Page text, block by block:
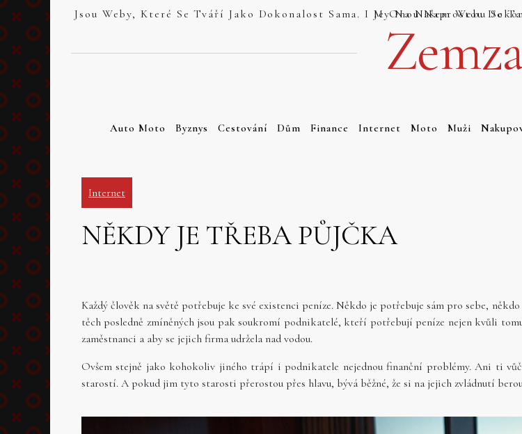
Jsou Weby, Které Se Tváří Jako Dokonalost Sama. I My Na Našem Webu Se Tak Tváříme. My Se Tak Ale Tváříme Právem. Náš
Auto Moto Byznys Cestování Dům Finance Internet Moto Muži
Internet
NĚKDY JE TŘEBA PŮJČKA
Každý člověk na světě potřebuje ke své existenci peníze. Někdo je potřebuje sám pro sebe,
těch posledně zmíněných jsou pak soukromí podnikatelé, kteří potřebují peníze nejen kvůli
zaměstnanci a aby se jejich firma udržela nad vodou.
Ovšem stejně jako kohokoliv jiného trápí i podnikatele nejednou finanční problémy. Ani ti
starostí. A pokud jim tyto starosti přerostou přes hlavu, bývá běžné, že si na jejich zvládnutí